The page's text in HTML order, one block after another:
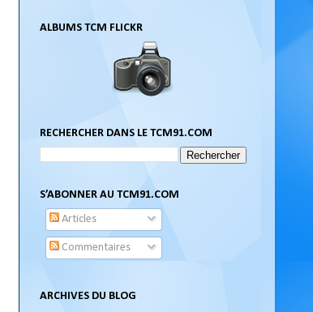
ALBUMS TCM FLICKR
RECHERCHER DANS LE TCM91.COM
S’ABONNER AU TCM91.COM
Articles
Commentaires
ARCHIVES DU BLOG